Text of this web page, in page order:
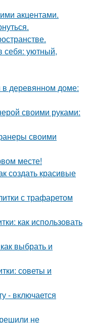
акцентами.
себя: уютный,
деревянном доме:
своими руками:
своими
месте!
создать красивые
с трафаретом
как использовать
выбрать и
советы и
- включается
не